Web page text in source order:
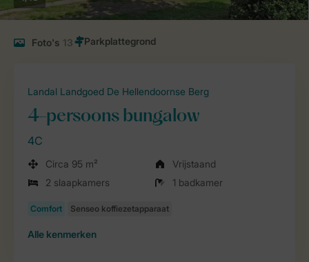
Foto's 13
Landal Landgoed De Hellendoornse Berg
4-persoons bungalow
4C
Circa 95 m²
Vrijstaand
2 slaapkamers
1 badkamer
Alle kenmerken